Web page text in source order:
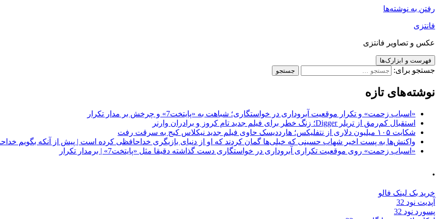
رفتن به نوشته‌ها
فانتزی
عکس و تصاویر فانتزی
فهرست و ابزارک‌ها
جستجو برای:
نوشته‌های تازه
«اسباب زحمت» و تکرار موقعیت آبروداری در خواستگاری؛ شباهت به «پایتخت7» و چرخش بر مدار تکرار
استقبال کم‌رمق از تریلر Digger؛ زنگ خطر برای فیلم جدید تام کروز و برادران وارنر
شکایت ۱۰۵ میلیون دلاری از نتفلیکس؛ هارددیسک حاوی فیلم جدید نیکلاس کیج به سرقت رفت
واکنش‌ها به پست اخیر شهاب حسینی که خیلی‌ها گمان کردند که او از دنیای بازیگری خداحافظی کرده است | پیش از آنکه بگویم
«اسباب زحمت» روی موقعیت تکراری آبروداری در خواستگاری دست گذاشته دقیقا مثل «پایتخت7» | برمدار تکرار
.
خرید بک لینک فالو
آپدیت نود 32
پسورد نود 32